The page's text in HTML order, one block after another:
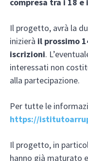
compresa tra i 18 e
Il progetto, avrà la
inizierà il prossimo
iscrizioni.
interessati non
alla partecipazione.
Per tutte le
https://
Il progetto, in
hanno già maturato